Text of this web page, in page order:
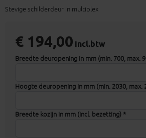
Stevige schilderdeur in multiplex
€ 194,00 incl.btw
Breedte deuropening in mm (min. 700, max.
Hoogte deuropening in mm (min. 2030, max.
Breedte kozijn in mm (incl. bezetting) *